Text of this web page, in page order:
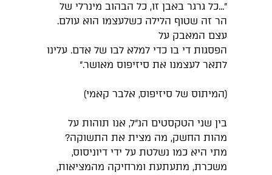
"...כל גרגר באבן זו, כל הבהוב מינרלי של
הר זה שטוף הלילה כשלעצמו הוא עולם.
עצם המאבק על
הפסגות די בו כדי למלא לבו של אדם. עלינו
לתאר לעצמנו את סיזיפוס מאושר."
(המיתוס של סיזיפוס, אלבר קאמי)
בין שני הטקסטים הנ"ל, אנו תוהות על
מהות החשק, מה מצית את התשוקה?
מתי היא כמו נשלטת על ידי דיוניסוס,
משכרת, מתעתעת ומרחיקה מהמציאות,